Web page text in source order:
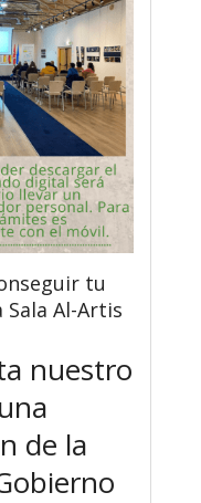
tu
Al-Artis
nuestro
de la